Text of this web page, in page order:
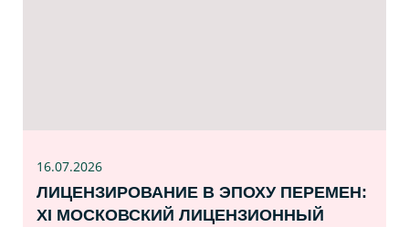
16.07.2026
ЛИЦЕНЗИРОВАНИЕ В ЭПОХУ ПЕРЕМЕН:
XI МОСКОВСКИЙ ЛИЦЕНЗИОННЫЙ